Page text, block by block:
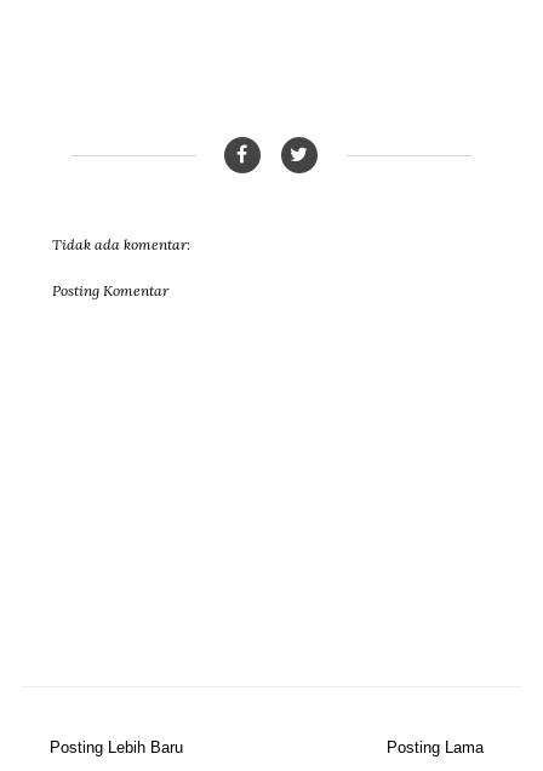
Tidak ada komentar:
Posting Komentar
Posting Lebih Baru Posting Lama